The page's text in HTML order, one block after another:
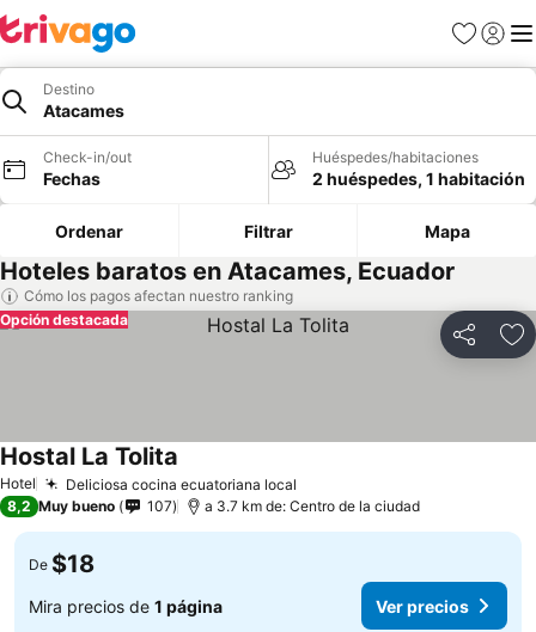
Favoritos
Iniciar
Destino
Atacames
Check-in/out
Fechas
Huéspedes/habitaciones
2 huéspedes, 1 habitación
Ordenar Filtrar Mapa
Hoteles baratos en Atacames, Ecuador
Cómo los pagos afectan nuestro ranking
Compartir
Opción destacada
Hotel Deliciosa cocina ecuatoriana local
Hostal La Tolita
8,2 Muy bueno 107 a 3.7 km de: Centro de la ciudad
De $18
Mira precios de 1 página Ver precios